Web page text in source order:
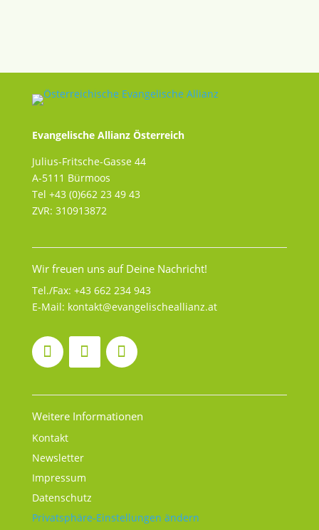
Evangelische Allianz Österreich
Julius-Fritsche-Gasse 44
A-5111 Bürmoos
Tel +43 (0)662 23 49 43
ZVR: 310913872
Wir freuen uns auf Deine Nachricht!
Tel./Fax: +43 662 234 943
E-Mail: kontakt@evangelischeallianz.at
Weitere Informationen
Kontakt
Newsletter
Impressum
Datenschutz
Privatsphäre-Einstellungen ändern